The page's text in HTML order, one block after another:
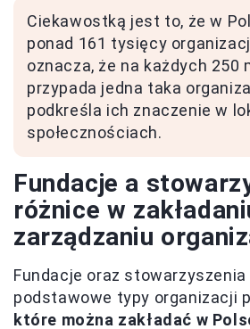
Ciekawostką jest to, że w
ponad 161 tysięcy
oznacza, że na każdych 250
przypada jedna taka
podkreśla ich znaczenie w
społecznościach.
Fundacje a
różnice w
zarządzaniu
Fundacje oraz
podstawowe typy organizacji
które można zakładać w